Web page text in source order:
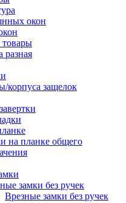
окон
разная
корпуса защелок
на планке общего
замки без ручек
Врезные замки без ручек